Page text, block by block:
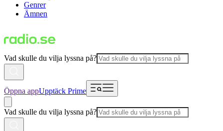
Genrer
Ämnen
Vad skulle du vilja lyssna på?
Öppna appUpptäck Prime
Vad skulle du vilja lyssna på?